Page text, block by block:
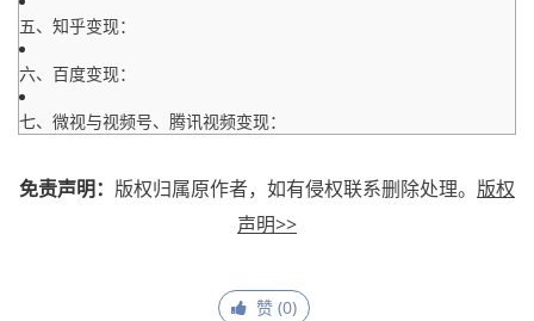
五、知乎变现：
六、百度变现：
七、微视与视频号、腾讯视频变现：
免责声明： 版权归属原作者，如有侵权联系删除处理。 版权
声明>>
赞 (0)